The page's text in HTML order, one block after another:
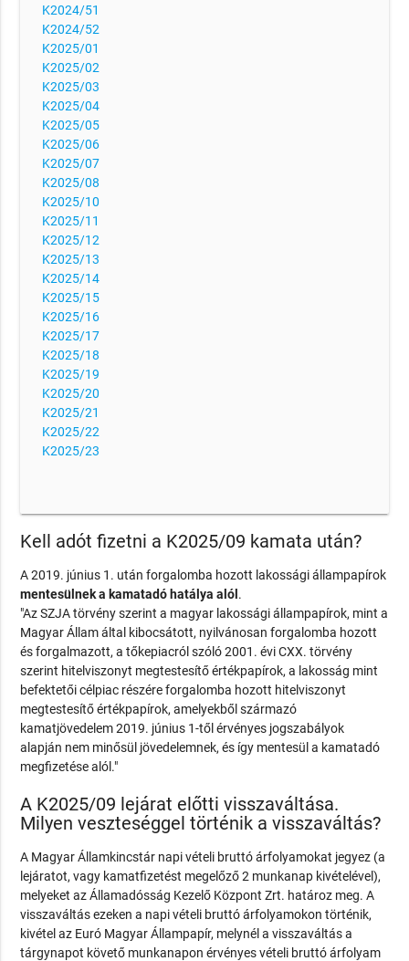
K2024/51
K2024/52
K2025/01
K2025/02
K2025/03
K2025/04
K2025/05
K2025/06
K2025/07
K2025/08
K2025/10
K2025/11
K2025/12
K2025/13
K2025/14
K2025/15
K2025/16
K2025/17
K2025/18
K2025/19
K2025/20
K2025/21
K2025/22
K2025/23
Kell adót fizetni a K2025/09 kamata után?
A 2019. június 1. után forgalomba hozott lakossági állampapírok
mentesülnek a kamatadó hatálya alól .
"Az SZJA törvény szerint a magyar lakossági állampapírok, mint a
Magyar Állam által kibocsátott, nyilvánosan forgalomba hozott
és forgalmazott, a tőkepiacról szóló 2001. évi CXX. törvény
szerint hitelviszonyt megtestesítő értékpapírok, a lakosság mint
befektetői célpiac részére forgalomba hozott hitelviszonyt
megtestesítő értékpapírok, amelyekből származó
kamatjövedelem 2019. június 1-től érvényes jogszabályok
alapján nem minősül jövedelemnek, és így mentesül a kamatadó
megfizetése alól."
A K2025/09 lejárat előtti visszaváltása.
Milyen veszteséggel történik a visszaváltás?
A Magyar Államkincstár napi vételi bruttó árfolyamokat jegyez (a
lejáratot, vagy kamatfizetést megelőző 2 munkanap kivételével),
melyeket az Államadósság Kezelő Központ Zrt. határoz meg. A
visszaváltás ezeken a napi vételi bruttó árfolyamokon történik,
kivétel az Euró Magyar Állampapír, melynél a visszaváltás a
tárgynapot követő munkanapon érvényes vételi bruttó árfolyam